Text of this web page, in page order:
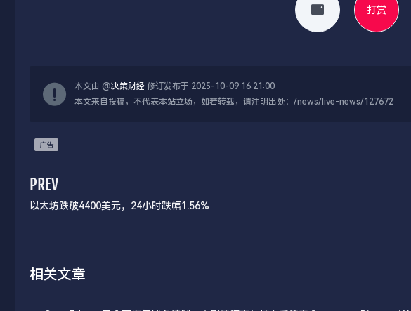
打赏
本文由 @决策财经 修订发布于 2025-10-09 16:21:00
本文来自投稿，不代表本站立场，如若转载，请注明出处：/news/live-news/127672
PREV
以太坊跌破4400美元，24小时跌幅1.56%
相关文章